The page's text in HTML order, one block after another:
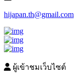
hijapan.th@gmail.com
ผู้เข้าชมเว็บไซต์